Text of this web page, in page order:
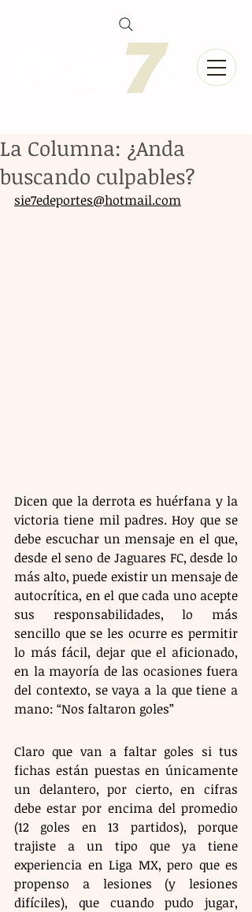
La Columna: ¿Anda
buscando culpables?
sie7edeportes@hotmail.com
Dicen que la derrota es huérfana y la
victoria tiene mil padres. Hoy que se
debe escuchar un mensaje en el que,
desde el seno de Jaguares FC, desde lo
más alto, puede existir un mensaje de
autocrítica, en el que cada uno acepte
sus responsabilidades, lo más
sencillo que se les ocurre es permitir
lo más fácil, dejar que el aficionado,
en la mayoría de las ocasiones fuera
del contexto, se vaya a la que tiene a
mano: “Nos faltaron goles”
Claro que van a faltar goles si tus
fichas están puestas en únicamente
un delantero, por cierto, en cifras
debe estar por encima del promedio
(12 goles en 13 partidos), porque
trajiste a un tipo que ya tiene
experiencia en Liga MX, pero que es
propenso a lesiones (y lesiones
difíciles), que cuando pudo jugar,